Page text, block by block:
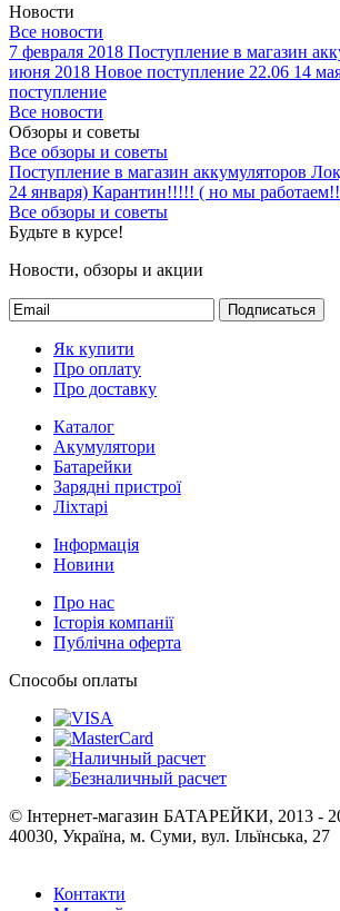
Новости
Все новости
7 февраля 2018 Поступление в магазин
июня 2018 Новое поступление 22.06 14
поступление
Все новости
Обзоры и советы
Все обзоры и советы
Поступление в магазин аккумуляторов
24 января) Карантин!!!!! ( но мы
Все обзоры и советы
Будьте в курсе!
Новости, обзоры и акции
Подписаться
Як купити
Про оплату
Про доставку
Каталог
Акумулятори
Батарейки
Зарядні пристрої
Ліхтарі
Інформація
Новини
Про нас
Історія компанії
Публічна оферта
Способы оплаты
© Інтернет-магазин БАТАРЕЙКИ, 2013 -
40030, Україна, м. Суми, вул. Ільїнська, 27
Контакти